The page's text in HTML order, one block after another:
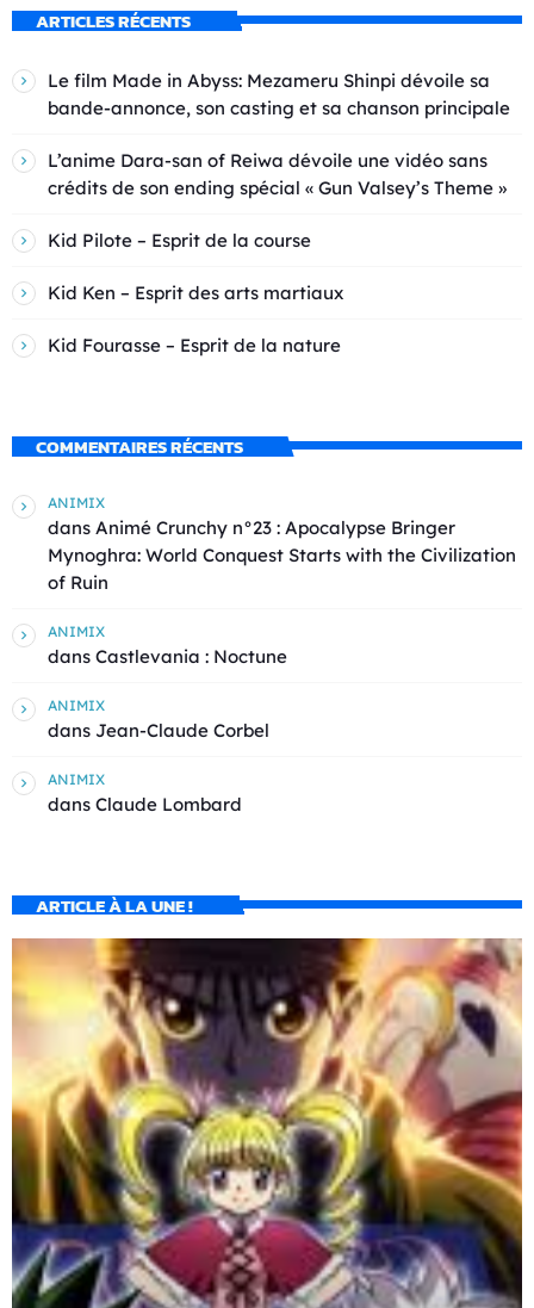
ARTICLES RÉCENTS
Le film Made in Abyss: Mezameru Shinpi dévoile sa
bande-annonce, son casting et sa chanson principale
L’anime Dara-san of Reiwa dévoile une vidéo sans
crédits de son ending spécial « Gun Valsey’s Theme »
Kid Pilote – Esprit de la course
Kid Ken – Esprit des arts martiaux
Kid Fourasse – Esprit de la nature
COMMENTAIRES RÉCENTS
ANIMIX
dans Animé Crunchy n°23 : Apocalypse Bringer
Mynoghra: World Conquest Starts with the Civilization
of Ruin
ANIMIX
dans Castlevania : Noctune
ANIMIX
dans Jean-Claude Corbel
ANIMIX
dans Claude Lombard
ARTICLE À LA UNE !